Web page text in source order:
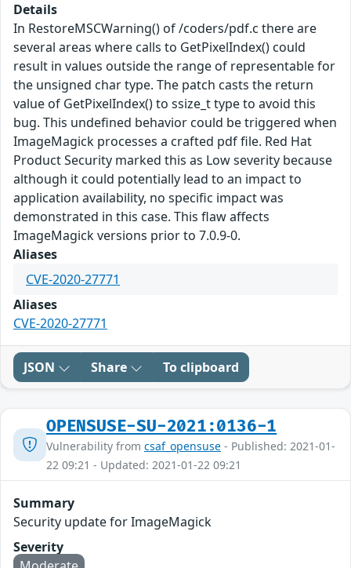
Details
In RestoreMSCWarning() of /coders/pdf.c there are
several areas where calls to GetPixelIndex() could
result in values outside the range of representable for
the unsigned char type. The patch casts the return
value of GetPixelIndex() to ssize_t type to avoid this
bug. This undefined behavior could be triggered when
ImageMagick processes a crafted pdf file. Red Hat
Product Security marked this as Low severity because
although it could potentially lead to an impact to
application availability, no specific impact was
demonstrated in this case. This flaw affects
ImageMagick versions prior to 7.0.9-0.
Aliases
CVE-2020-27771
Aliases
CVE-2020-27771
JSON Share To clipboard
OPENSUSE-SU-2021:0136-1
Vulnerability from csaf_opensuse - Published: 2021-01-
22 09:21 - Updated: 2021-01-22 09:21
Summary
Security update for ImageMagick
Severity